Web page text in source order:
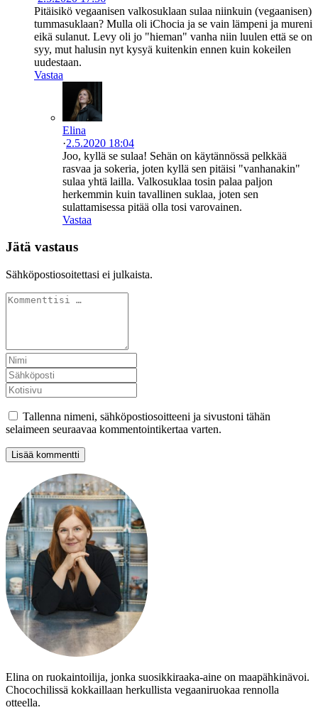
Pitäisikö vegaanisen valkosuklaan sulaa niinkuin (vegaanisen)
tummasuklaan? Mulla oli iChocia ja se vain lämpeni ja mureni
eikä sulanut. Levy oli jo "hieman" vanha niin luulen että se on
syy, mut halusin nyt kysyä kuitenkin ennen kuin kokeilen
uudestaan.
Vastaa
Elina
·2.5.2020 18:04
Joo, kyllä se sulaa! Sehän on käytännössä pelkkää
rasvaa ja sokeria, joten kyllä sen pitäisi "vanhanakin"
sulaa yhtä lailla. Valkosuklaa tosin palaa paljon
herkemmin kuin tavallinen suklaa, joten sen
sulattamisessa pitää olla tosi varovainen.
Vastaa
Jätä vastaus
Sähköpostiosoitettasi ei julkaista.
Tallenna nimeni, sähköpostiosoitteeni ja sivustoni tähän
selaimeen seuraavaa kommentointikertaa varten.
Elina on ruokaintoilija, jonka suosikkiraaka-aine on maapähkinävoi.
Chocochilissä kokkaillaan herkullista vegaaniruokaa rennolla
otteella.